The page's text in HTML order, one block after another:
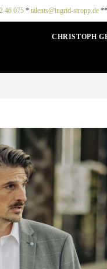
46 075 * talents@ingrid-stropp.de
CHRISTOPH